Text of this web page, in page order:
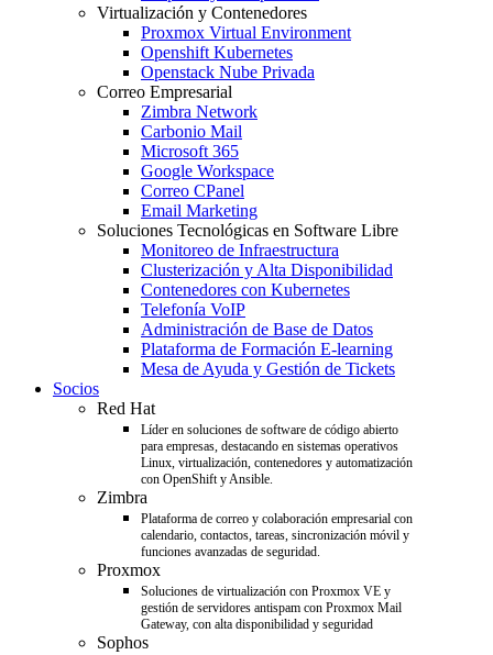
Virtualización y Contenedores
Proxmox Virtual Environment
Openshift Kubernetes
Openstack Nube Privada
Correo Empresarial
Zimbra Network
Carbonio Mail
Microsoft 365
Google Workspace
Correo CPanel
Email Marketing
Soluciones Tecnológicas en Software Libre
Monitoreo de Infraestructura
Clusterización y Alta Disponibilidad
Contenedores con Kubernetes
Telefonía VoIP
Administración de Base de Datos
Plataforma de Formación E-learning
Mesa de Ayuda y Gestión de Tickets
Socios
Red Hat
Líder en soluciones de software de código abierto
para empresas, destacando en sistemas operativos
Linux, virtualización, contenedores y automatización
con OpenShift y Ansible.
Zimbra
Plataforma de correo y colaboración empresarial con
calendario, contactos, tareas, sincronización móvil y
funciones avanzadas de seguridad.
Proxmox
Soluciones de virtualización con Proxmox VE y
gestión de servidores antispam con Proxmox Mail
Gateway, con alta disponibilidad y seguridad
Sophos